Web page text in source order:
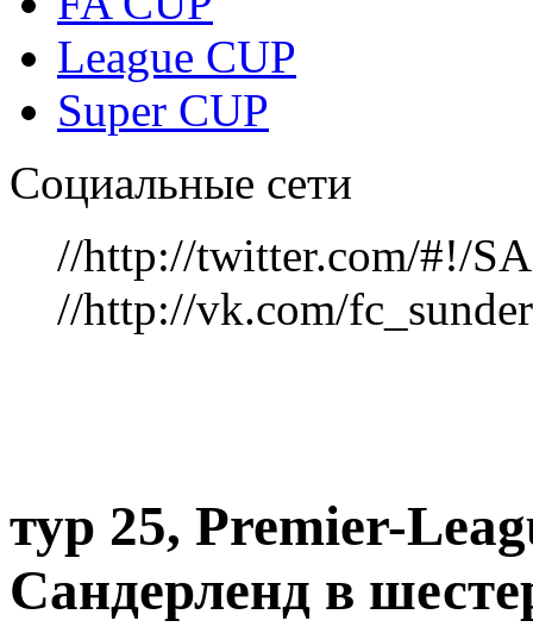
League CUP
Super CUP
Социальные сети
//http://twitter.com/#!/
//http://vk.com/
тур 25, Рremier-
Сандерленд в